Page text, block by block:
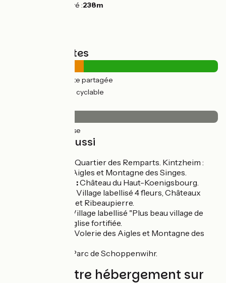
Point le plus élevé :238m
Types de routes
(36%) Route partagée
(64%) Voie cyclable
(100%) Lisse
À découvrir aussi
Quartier des Remparts. Kintzheim :
Volerie des Aigles et Montagne des Singes.
Orschwiller :Château du Haut-Koenigsbourg.
Village labellisé 4 fleurs, Châteaux
Saint-Ulrich et Ribeaupierre.
Village labellisé "Plus beau village de
France" et église fortifiée.
Volerie des Aigles et Montagne des
Parc de Schoppenwihr.
Trouvez votre hébergement sur